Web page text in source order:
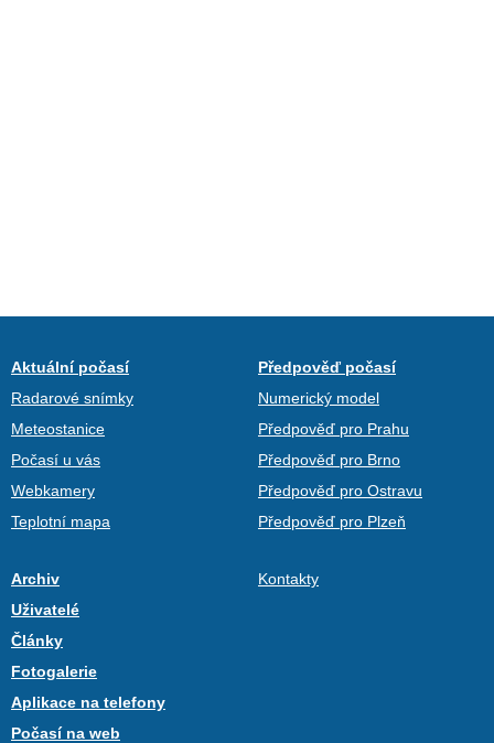
Aktuální počasí
Radarové snímky
Meteostanice
Počasí u vás
Webkamery
Teplotní mapa
Předpověď počasí
Numerický model
Předpověď pro Prahu
Předpověď pro Brno
Předpověď pro Ostravu
Předpověď pro Plzeň
Archiv
Uživatelé
Články
Fotogalerie
Aplikace na telefony
Počasí na web
Kontakty